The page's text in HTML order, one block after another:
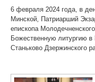
6 февраля 2024 года, в
Минской, Патриарший
епископа
Божественную литургию
Станьково Дзержинского